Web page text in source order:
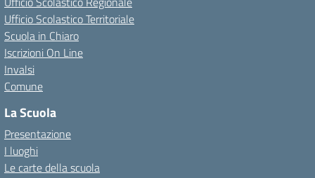
Ufficio Scolastico Territoriale
Scuola in Chiaro
Iscrizioni On Line
Invalsi
Comune
La Scuola
Presentazione
I luoghi
Le carte della scuola